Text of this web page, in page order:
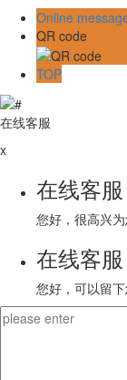
Online
QR code
TOP
在线客服
x
在线客服
您好，很高兴为
在线客服
您好，可以留